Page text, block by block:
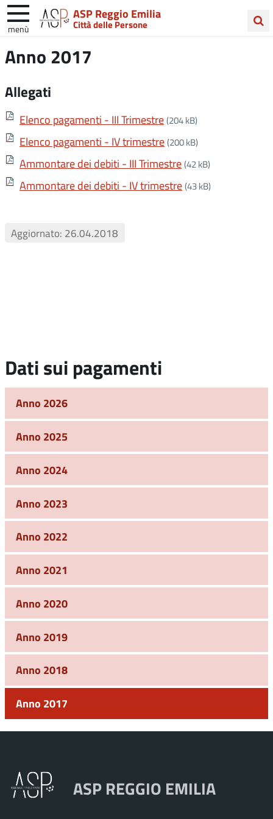
ASP Reggio Emilia
Città delle Persone
menù
nel
Anno 2017
Allegati
Elenco pagamenti - III Trimestre(204 kB)
Elenco pagamenti - IV trimestre(200 kB)
Ammontare dei debiti - III Trimestre(42 kB)
Ammontare dei debiti - IV trimestre(43 kB)
Aggiornato: 26.04.2018
Dati sui pagamenti
Anno 2026
Anno 2025
Anno 2024
Anno 2023
Anno 2022
Anno 2021
Anno 2020
Anno 2019
Anno 2018
Anno 2017
ASP REGGIO EMILIA